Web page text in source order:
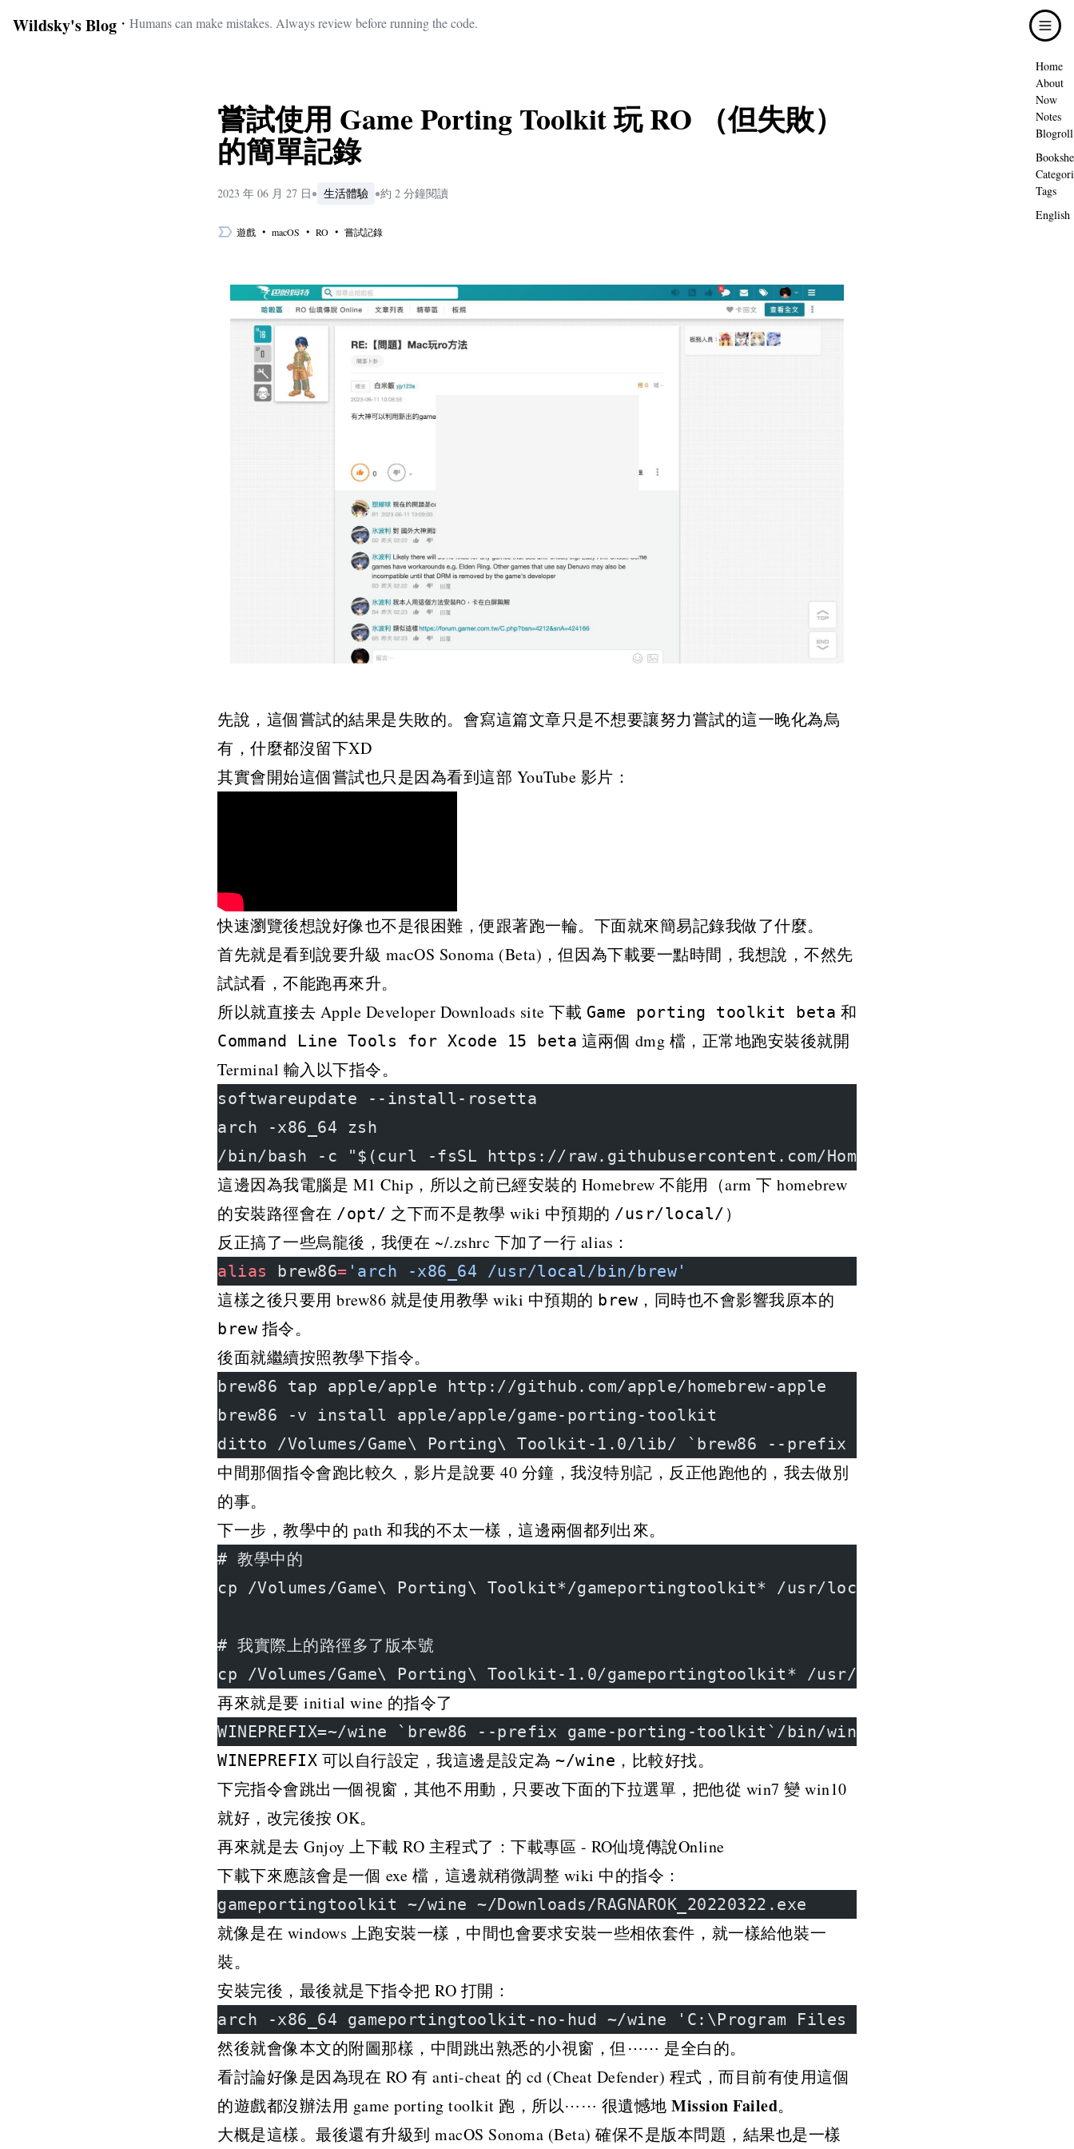
Wildsky's Blog ・ Humans can make mistakes. Always review before running the code.
Home
About
Now
Notes
Blogroll
Tags
English
嘗試使用 Game Porting Toolkit 玩 RO （但失敗）
的簡單記錄
2023 年 06 月 27 日• 生活體驗 •約 2 分鐘閱讀
遊戲 ・ macOS ・ RO ・ 嘗試記錄
先說，這個嘗試的結果是失敗的。會寫這篇文章只是不想要讓努力嘗試的這一晚化為烏
有，什麼都沒留下XD
其實會開始這個嘗試也只是因為看到這部 YouTube 影片：
快速瀏覽後想說好像也不是很困難，便跟著跑一輪。下面就來簡易記錄我做了什麼。
首先就是看到說要升級 macOS Sonoma (Beta)，但因為下載要一點時間，我想說，不然先
試試看，不能跑再來升。
所以就直接去 Apple Developer Downloads site 下載 Game porting toolkit beta 和
Command Line Tools for Xcode 15 beta 這兩個 dmg 檔，正常地跑安裝後就開
Terminal 輸入以下指令。
softwareupdate --install-rosetta
arch -x86_64 zsh
/bin/bash -c "$(curl -fsSL https://raw.githubusercontent.com/Homebrew/install/HEAD/
這邊因為我電腦是 M1 Chip，所以之前已經安裝的 Homebrew 不能用（arm 下 homebrew
的安裝路徑會在 /opt/ 之下而不是教學 wiki 中預期的 /usr/local/ ）
反正搞了一些烏龍後，我便在 ~/.zshrc 下加了一行 alias：
alias brew86= 'arch -x86_64 /usr/local/bin/brew'
這樣之後只要用 brew86 就是使用教學 wiki 中預期的 brew ，同時也不會影響我原本的
brew 指令。
後面就繼續按照教學下指令。
brew86 tap apple/apple http://github.com/apple/homebrew-apple
brew86 -v install apple/apple/game-porting-toolkit
ditto /Volumes/Game\ Porting\ Toolkit-1.0/lib/ `brew86 --prefix game-porting-
中間那個指令會跑比較久，影片是說要 40 分鐘，我沒特別記，反正他跑他的，我去做別
的事。
下一步，教學中的 path 和我的不太一樣，這邊兩個都列出來。
# 教學中的
cp /Volumes/Game\ Porting\ Toolkit*/gameportingtoolkit* /usr/local/bin
# 我實際上的路徑多了版本號
cp /Volumes/Game\ Porting\ Toolkit-1.0/gameportingtoolkit* /usr/local/bin
再來就是要 initial wine 的指令了
WINEPREFIX=~/wine `brew86 --prefix game-porting-toolkit`/bin/wine64 winecfg
WINEPREFIX 可以自行設定，我這邊是設定為 ~/wine ，比較好找。
下完指令會跳出一個視窗，其他不用動，只要改下面的下拉選單，把他從 win7 變 win10
就好，改完後按 OK。
再來就是去 Gnjoy 上下載 RO 主程式了： 下載專區 - RO仙境傳說Online
下載下來應該會是一個 exe 檔，這邊就稍微調整 wiki 中的指令：
gameportingtoolkit ~/wine ~/Downloads/RAGNAROK_20220322.exe
就像是在 windows 上跑安裝一樣，中間也會要求安裝一些相依套件，就一樣給他裝一
裝。
安裝完後，最後就是下指令把 RO 打開：
arch -x86_64 gameportingtoolkit-no-hud ~/wine 'C:\Program Files
然後就會像本文的附圖那樣，中間跳出熟悉的小視窗，但⋯⋯ 是全白的。
看討論好像是因為現在 RO 有 anti-cheat 的 cd (Cheat Defender) 程式，而目前有使用這個
的遊戲都沒辦法用 game porting toolkit 跑，所以⋯⋯ 很遺憾地 Mission Failed。
大概是這樣。最後還有升級到 macOS Sonoma (Beta) 確保不是版本問題，結果也是一樣